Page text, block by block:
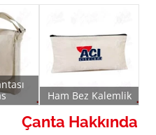
Ham Bez Kalemlik
Çanta Hakkında